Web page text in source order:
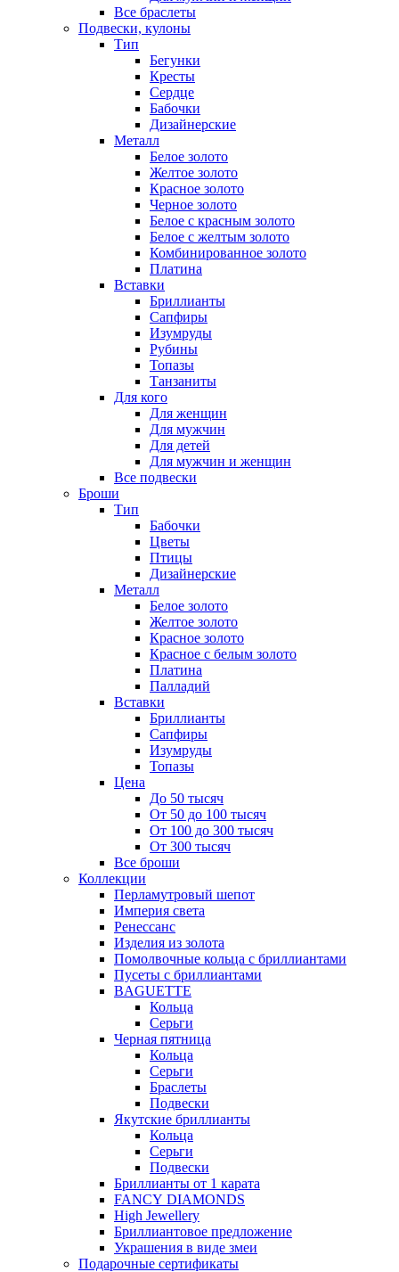
Все браслеты
Подвески, кулоны
Тип
Бегунки
Кресты
Сердце
Бабочки
Дизайнерские
Металл
Белое золото
Желтое золото
Красное золото
Черное золото
Белое с красным золото
Белое с желтым золото
Комбинированное золото
Платина
Вставки
Бриллианты
Сапфиры
Изумруды
Рубины
Топазы
Танзаниты
Для кого
Для женщин
Для мужчин
Для детей
Для мужчин и женщин
Все подвески
Броши
Тип
Бабочки
Цветы
Птицы
Дизайнерские
Металл
Белое золото
Желтое золото
Красное золото
Красное с белым золото
Платина
Палладий
Вставки
Бриллианты
Сапфиры
Изумруды
Топазы
Цена
До 50 тысяч
От 50 до 100 тысяч
От 100 до 300 тысяч
От 300 тысяч
Все броши
Коллекции
Перламутровый шепот
Империя света
Ренессанс
Изделия из золота
Помолвочные кольца с бриллиантами
Пусеты с бриллиантами
BAGUETTE
Кольца
Серьги
Черная пятница
Кольца
Серьги
Браслеты
Подвески
Якутские бриллианты
Кольца
Серьги
Подвески
Бриллианты от 1 карата
FANCY DIAMONDS
High Jewellery
Бриллиантовое предложение
Украшения в виде змеи
Подарочные сертификаты